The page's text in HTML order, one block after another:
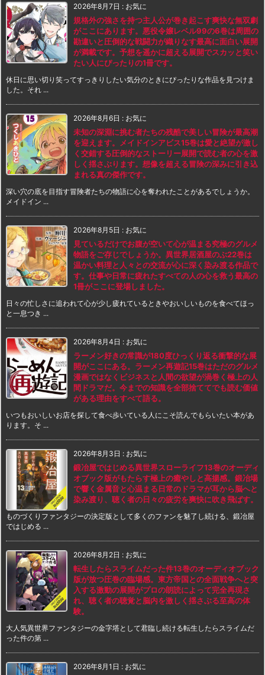
2026年8月7日 : お気に
規格外の強さを持つ主人公が巻き起こす爽快な無双劇
がここにあります。悪役令嬢レベル99の6巻は周囲の
勘違いと圧倒的な戦闘力が織りなす最高に面白い展開
が満載です。予想を遥かに超える展開でスカッと笑い
たい人にぴったりの1冊です。
休日に思い切り笑ってすっきりしたい気分のときにぴったりな作品を見つけま
した。それ ...
2026年8月6日 : お気に
未知の深淵に挑む者たちの残酷で美しい冒険が最高潮
を迎えます。メイドインアビス15巻は愛と絶望が激し
く交錯する圧倒的なストーリー展開で読む者の心を激
しく揺さぶります。想像を超える冒険の深みに引き込
まれる真の傑作です。
深い穴の底を目指す冒険者たちの物語に心を奪われたことがあるでしょうか。
メイドイン ...
2026年8月5日 : お気に
見ているだけでお腹が空いて心が温まる究極のグルメ
物語をご存じでしょうか。異世界居酒屋のぶ22巻は
温かい料理と人々との交流が心に深く染み渡る作品で
す。仕事や日常に疲れたすべての人の心を救う最高の
1冊がここに登場しました。
日々の忙しさに追われて心が少し疲れているときやおいしいものを食べてほっ
と一息つき ...
2026年8月4日 : お気に
ラーメン好きの常識が180度ひっくり返る衝撃的な展
開がここにある。ラーメン再遊記15巻はただのグルメ
漫画ではなくビジネスと人間の欲望が渦巻く極上の人
間ドラマだ。今までの知識を全部捨ててでも読む価値
がある理由をすべて語る。
いつもおいしいお店を探して食べ歩いている人にこそ読んでもらいたい本があ
ります。そ ...
2026年8月3日 : お気に
鍛冶屋ではじめる異世界スローライフ13巻のオーディ
オブック版がもたらす極上の癒やしと高揚感。鍛冶場
で響く金属音と心温まる日常のドラマが耳から脳へと
染み渡り、聴く者の日々の疲労を爽快に吹き飛ばす。
ものづくりファンタジーの決定版として多くのファンを魅了し続ける、鍛冶屋
ではじめる ...
2026年8月2日 : お気に
転生したらスライムだった件13巻のオーディオブック
版が放つ圧巻の臨場感。東方帝国との全面戦争へと突
入する激動の展開がプロの朗読によって完全再現さ
れ、聴く者の聴覚と脳内を激しく揺さぶる至高の体
験。
大人気異世界ファンタジーの金字塔として君臨し続ける転生したらスライムだ
った件の第 ...
2026年8月1日 : お気に